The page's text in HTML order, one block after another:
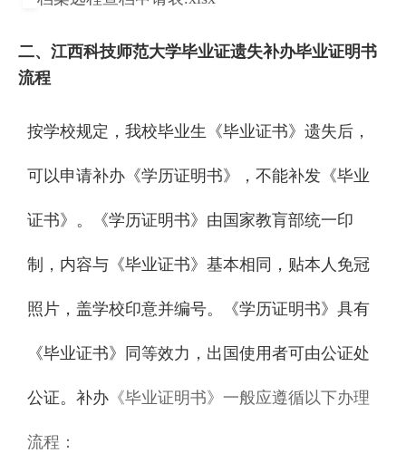
二、江西科技师范大学毕业证遗失补办毕业证明书
流程
按学校规定，我校毕业生《毕业证书 》遗失后，
可以申请补办《学历证明书》，不能补发 《毕业
证书 》。《学历证明书》由国家教肓部统一印
制，内容与《毕业证书》基本相同，贴本人免冠
照片，盖学校印意并编号。《学历证明书》具有
《毕业证书 》同等效力，出国使用者可由公证处
公证。补办 《毕业证明书》一般应遵循以下办理
流程：